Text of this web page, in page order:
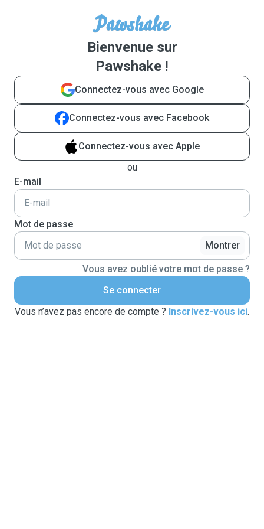
Bienvenue sur
Pawshake !
Connectez-vous avec Google
Connectez-vous avec Facebook
Connectez-vous avec Apple
ou
E-mail
Mot de passe
Montrer
Vous avez oublié votre mot de passe ?
Se connecter
Vous n’avez pas encore de compte ? Inscrivez-vous ici.